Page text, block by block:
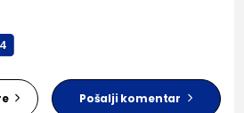
Pošalji komentar